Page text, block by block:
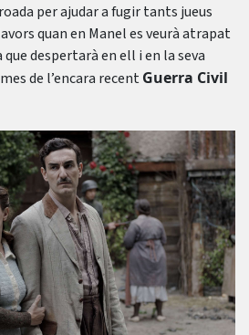
per ajudar a fugir tants jueus
quan en Manel es veurà atrapat
despertarà en ell i en la seva
de l’encara recentGuerra Civil